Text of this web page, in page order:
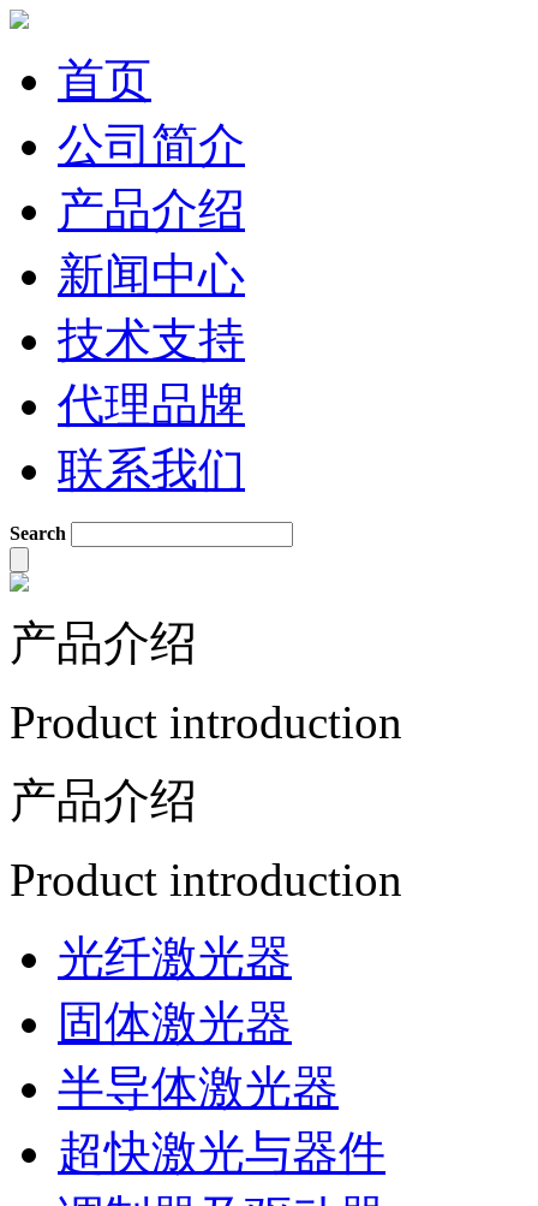
首页
公司简介
产品介绍
新闻中心
技术支持
代理品牌
联系我们
Search
产品介绍
Product introduction
产品介绍
Product introduction
光纤激光器
固体激光器
半导体激光器
超快激光与器件